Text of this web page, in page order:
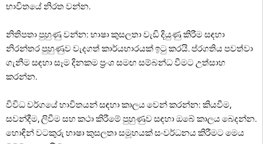
භාවිතයේ නිරත වන්න.
නිතිපතා පුහුණු වන්න: භාෂා කුසලතා වැඩි දියුණු කිරීම සඳහා
නිරන්තර පුහුණුව වැදගත් කාර්යභාරයක් ඉටු කරයි. ප්රගතිය පවත්වා
ගැනීම සඳහා සෑම දිනකම ප්‍රංශ සමඟ සම්බන්ධ වීමට උත්සාහ
කරන්න.
විවිධ වර්ගයේ භාවිතයන් සඳහා කාලය වෙන් කරන්න: කියවීම,
සවන්දීම, ලිවීම සහ කථා කිරීමේ පුහුණුව සඳහා ඔබේ කාලය බෙදන්න.
හොඳින් වටකුරු භාෂා කුසලතා සමූහයක් සංවර්ධනය කිරීමට මෙය